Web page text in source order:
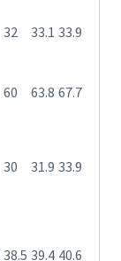
32 33.1 33.9
60 63.8 67.7
30 31.9 33.9
38.5 39.4 40.6